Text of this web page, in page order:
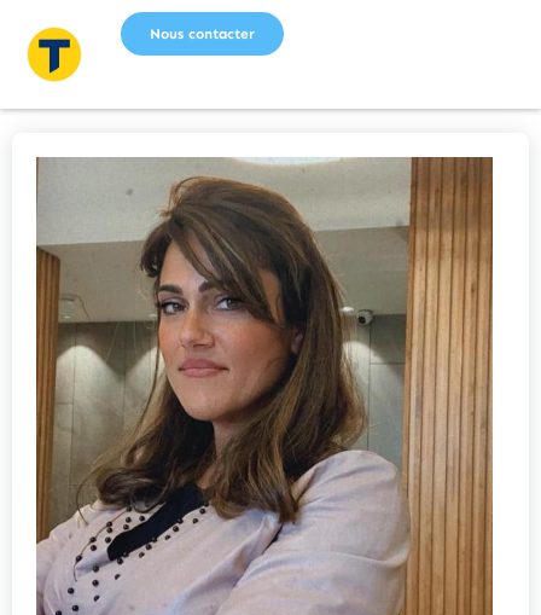
Nous contacter